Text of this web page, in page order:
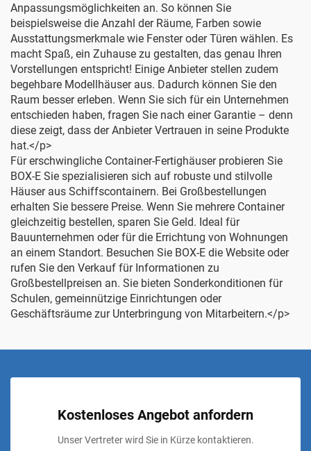
Anpassungsmöglichkeiten an. So können Sie
beispielsweise die Anzahl der Räume, Farben sowie
Ausstattungsmerkmale wie Fenster oder Türen wählen. Es
macht Spaß, ein Zuhause zu gestalten, das genau Ihren
Vorstellungen entspricht! Einige Anbieter stellen zudem
begehbare Modellhäuser aus. Dadurch können Sie den
Raum besser erleben. Wenn Sie sich für ein Unternehmen
entschieden haben, fragen Sie nach einer Garantie – denn
diese zeigt, dass der Anbieter Vertrauen in seine Produkte
hat.</p>
Für erschwingliche Container-Fertighäuser probieren Sie
BOX-E Sie spezialisieren sich auf robuste und stilvolle
Häuser aus Schiffscontainern. Bei Großbestellungen
erhalten Sie bessere Preise. Wenn Sie mehrere Container
gleichzeitig bestellen, sparen Sie Geld. Ideal für
Bauunternehmen oder für die Errichtung von Wohnungen
an einem Standort. Besuchen Sie BOX-E die Website oder
rufen Sie den Verkauf für Informationen zu
Großbestellpreisen an. Sie bieten Sonderkonditionen für
Schulen, gemeinnützige Einrichtungen oder
Geschäftsräume zur Unterbringung von Mitarbeitern.</p>
Kostenloses Angebot anfordern
Unser Vertreter wird Sie in Kürze kontaktieren.